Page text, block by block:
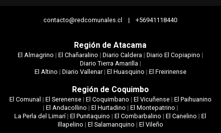
contacto@redcomunales.cl | +56941118440
Región de Atacama
El Almagrino | El Chañaralino | Diario Caldera | Diario El Copiapino |
Diario Tierra Amarilla |
El Altino | Diario Vallenar| El Huasquino | El Freirinense
Región de Coquimbo
El Comunal | El Serenense| El Coquimbano | El Vicuñense| El Paihuanino
| El Andacollino | El Hurtadino | El Montepatrino |
La Perla del Limarí|El Punitaquino |El Combarbalino |El Canelino |El
Illapelino | El Salamanquino | El Vileño